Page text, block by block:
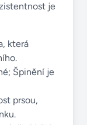
je
která
Špinění je
prsou,